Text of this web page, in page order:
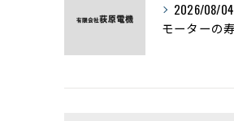
2026/08/04